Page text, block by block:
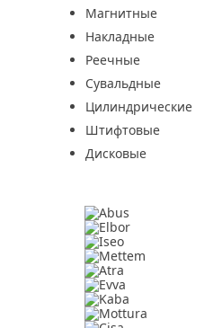
Магнитные
Накладные
Реечные
Сувальдные
Цилиндрические
Штифтовые
Дисковые